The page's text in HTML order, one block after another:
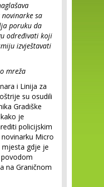
sa
poruku da
određivati koji
izvještavati
mreža
i Linija za
su osudili
Gradiške
je
policijskim
Micro
gdje je
na Graničnom